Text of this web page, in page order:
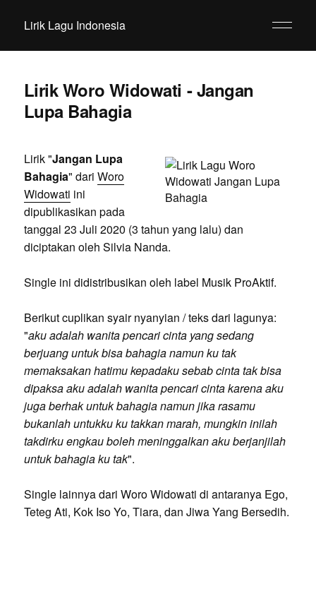
Lirik Lagu Indonesia
Lirik Woro Widowati - Jangan
Lupa Bahagia
Lirik "Jangan Lupa
Bahagia" dari Woro
Widowati ini
dipublikasikan pada
tanggal 23 Juli 2020 (3 tahun yang lalu) dan
diciptakan oleh Silvia Nanda.
Single ini didistribusikan oleh label Musik ProAktif.
Berikut cuplikan syair nyanyian / teks dari lagunya:
"aku adalah wanita pencari cinta yang sedang
berjuang untuk bisa bahagia namun ku tak
memaksakan hatimu kepadaku sebab cinta tak bisa
dipaksa aku adalah wanita pencari cinta karena aku
juga berhak untuk bahagia namun jika rasamu
bukanlah untukku ku takkan marah, mungkin inilah
takdirku engkau boleh meninggalkan aku berjanjilah
untuk bahagia ku tak".
Single lainnya dari Woro Widowati di antaranya Ego,
Teteg Ati, Kok Iso Yo, Tiara, dan Jiwa Yang Bersedih.